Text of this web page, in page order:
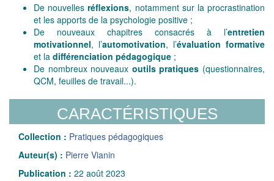
De nouvellesréflexions, notamment sur la procrastination
et les apports de la psychologie positive ;
De nouveaux chapitres consacrés à l’entretien
motivationnel, l’automotivation, l’évaluation formative
et la différenciation pédagogique ;
De nombreux nouveaux outils pratiques (questionnaires,
QCM, feuilles de travail...).
CARACTÉRISTIQUES
Collection : Pratiques pédagogiques
Auteur(s) : Pierre Vianin
Publication : 22 août 2023